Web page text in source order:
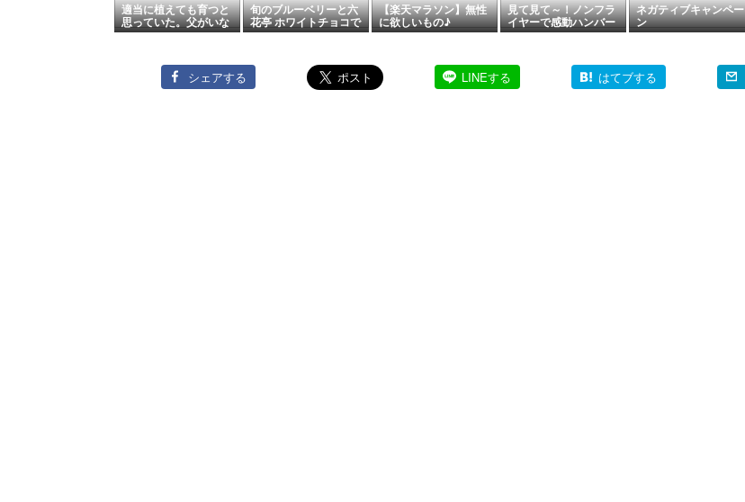
適当に植えても育つと
思っていた。父がいな
くなった畑のこと
旬のブルーベリーと六
花亭 ホワイトチョコで
夏のおやつと、最近の
【楽天マラソン】無性
に欲しいもの♪
見て見て～！ノンフラ
イヤーで感動ハンバー
グ♪
ネガティブキャンペー
ン
シェアする LINEする はてブする